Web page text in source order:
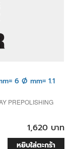
6 Ø mm= 1.1
PREPOLISHING
1,620 บาท
หยิบใส่ตะกร้า